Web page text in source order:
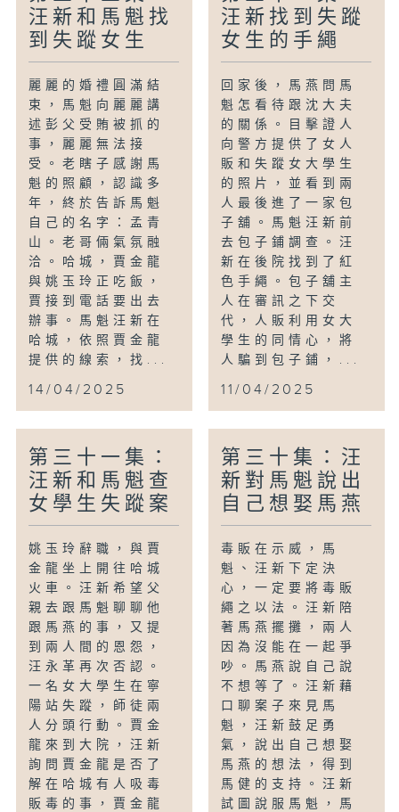
汪新和馬魁找
到失蹤女生
麗麗的婚禮圓滿結
束，馬魁向麗麗講
述彭父受賄被抓的
事，麗麗無法接
受。老瞎子感謝馬
魁的照顧，認識多
年，終於告訴馬魁
自己的名字：孟青
山。老哥倆氣氛融
洽。哈城，賈金龍
與姚玉玲正吃飯，
賈接到電話要出去
辦事。馬魁汪新在
哈城，依照賈金龍
提供的線索，找...
14/04/2025
汪新找到失蹤
女生的手繩
回家後，馬燕問馬
魁怎看待跟沈大夫
的關係。目擊證人
向警方提供了女人
販和失蹤女大學生
的照片，並看到兩
人最後進了一家包
子舖。馬魁汪新前
去包子鋪調查。汪
新在後院找到了紅
色手繩。包子舖主
人在審訊之下交
代，人販利用女大
學生的同情心，將
人騙到包子鋪，...
11/04/2025
第三十一集：
汪新和馬魁查
女學生失蹤案
姚玉玲辭職，與賈
金龍坐上開往哈城
火車。汪新希望父
親去跟馬魁聊聊他
跟馬燕的事，又提
到兩人間的恩怨，
汪永革再次否認。
一名女大學生在寧
陽站失蹤，師徒兩
人分頭行動。賈金
龍來到大院，汪新
詢問賈金龍是否了
解在哈城有人吸毒
販毒的事，賈金龍
第三十集：汪
新對馬魁說出
自己想娶馬燕
毒販在示威，馬
魁、汪新下定決
心，一定要將毒販
繩之以法。汪新陪
著馬燕擺攤，兩人
因為沒能在一起爭
吵。馬燕說自己說
不想等了。汪新藉
口聊案子來見馬
魁，汪新鼓足勇
氣，說出自己想娶
馬燕的想法，得到
馬健的支持。汪新
試圖說服馬魁，馬